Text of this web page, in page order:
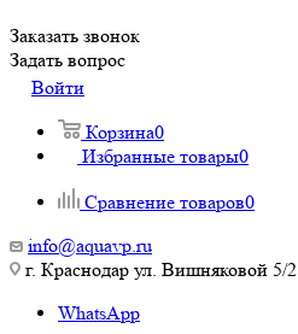
Заказать звонок
Задать вопрос
Войти
Корзина0
Избранные товары0
Сравнение товаров0
info@aquavp.ru
г. Краснодар ул. Вишняковой 5/2
WhatsApp